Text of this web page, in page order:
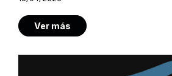
Ver más